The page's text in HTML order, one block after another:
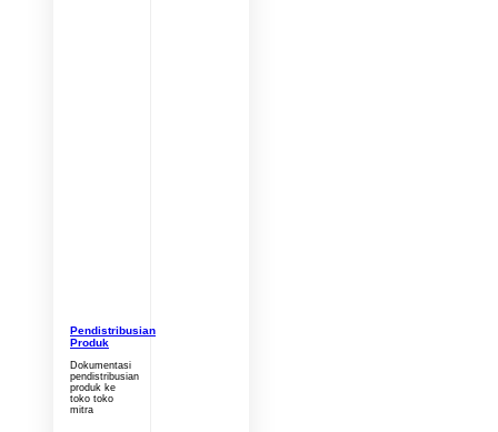
Pendistribusian
Produk
Dokumentasi
pendistribusian
produk ke
toko toko
mitra